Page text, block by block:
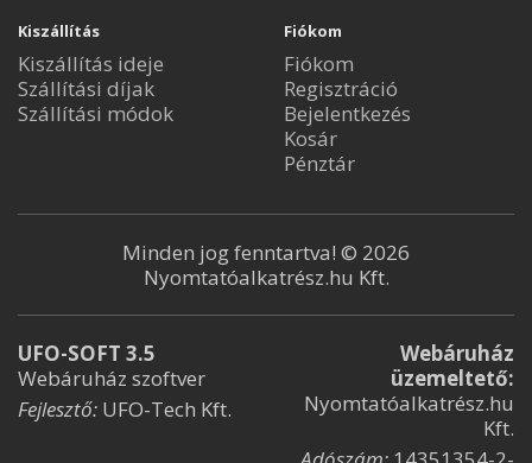
Kiszállítás
Kiszállítás ideje
Szállítási díjak
Szállítási módok
Fiókom
Fiókom
Regisztráció
Bejelentkezés
Kosár
Pénztár
Minden jog fenntartva! © 2026
Nyomtatóalkatrész.hu Kft.
UFO-SOFT 3.5
Webáruház szoftver
Fejlesztő: UFO-Tech Kft.
Webáruház
üzemeltető:
Nyomtatóalkatrész.hu
Kft.